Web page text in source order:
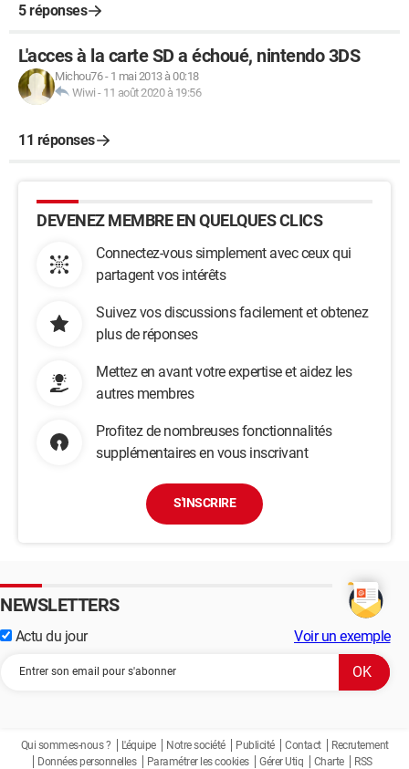
5 réponses
L'acces à la carte SD a échoué, nintendo 3DS
Michou76- 1 mai 2013 à 00:18
Wiwi - 11 août 2020 à 19:56
11 réponses
DEVENEZ MEMBRE EN QUELQUES CLICS
Connectez-vous simplement avec ceux qui
partagent vos intérêts
Suivez vos discussions facilement et obtenez
plus de réponses
Mettez en avant votre expertise et aidez les
autres membres
Profitez de nombreuses fonctionnalités
supplémentaires en vous inscrivant
S'INSCRIRE
NEWSLETTERS
Actu du jour Voir un exemple
Qui sommes-nous ? L'équipe Notre société Publicité Contact
Recrutement
Données personnelles
Paramétrer les cookies Gérer Utiq Charte RSS